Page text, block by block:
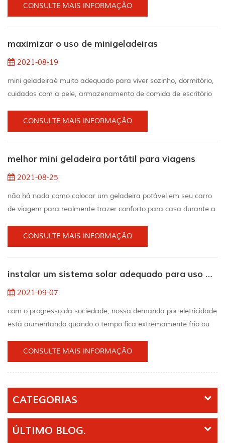
suado dinheiro no bolso. decida o tamanho e tipo que você
precisa escolha um refrigerador compacto entre três
maiores pequenas geladeiras e geralmente são consideradas
as mais...
CONSULTE MAIS INFORMAÇÃO
maximizar o uso de minigeladeiras
2021-08-19
mini geladeiraé muito adequado para viver sozinho, dormitório,
cuidados com a pele, armazenamento de comida de escritório
espaço do minigeladeira quando os alimentos obstruem o fluxo
de ar, isso torna o minigeladeira mais difícil de trabalhar e torna
verdade, bebidas como sobras e álc...
CONSULTE MAIS INFORMAÇÃO
melhor mini geladeira portátil para viagens
2021-08-25
não há nada como colocar um geladeira potável em seu carro
de viagem para realmente trazer conforto para casa durante a
alimentos frescos e outros alimentos frios - como vegetais,
laticínios, carne, "booch" e cerveja. Se você tiver uma longa
geladas a qualquer hora e em qualquer lugar, co...
CONSULTE MAIS INFORMAÇÃO
instalar um sistema solar adequado para uso doméstico
2021-09-07
com o progresso da sociedade, nossa demanda por eletricidade
está aumentando.quando o tempo fica extremamente frio ou
eletrodomésticos ou a conta de luz da empresa torna-se muito
caro.então a energia solar alternativa apareceu.para usar a
você deve saber que a energia solar é uma boa opçã...
CONSULTE MAIS INFORMAÇÃO
CATEGORIAS
ÚLTIMO BLOG.